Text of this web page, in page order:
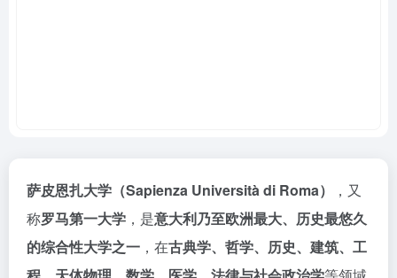
萨皮恩扎大学（Sapienza Università di Roma）
，又
称罗马第一大学 ，是意大利乃至欧洲最大、历史最悠久
的综合性大学之一 ，在古典学、哲学、历史、建筑、工